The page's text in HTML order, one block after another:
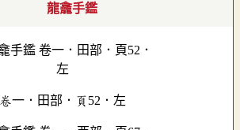
龍龕手鑑
卷一．田部．頁52．左